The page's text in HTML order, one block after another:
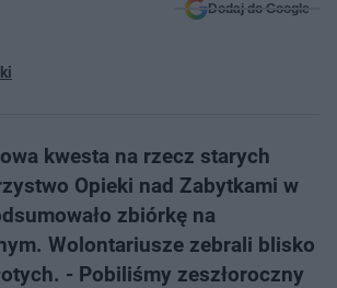
Dodaj do Google
kwesta na rzecz starych
Opieki nad Zabytkami w
zbiórkę na
Wolontariusze zebrali blisko
- Pobiliśmy zeszłoroczny